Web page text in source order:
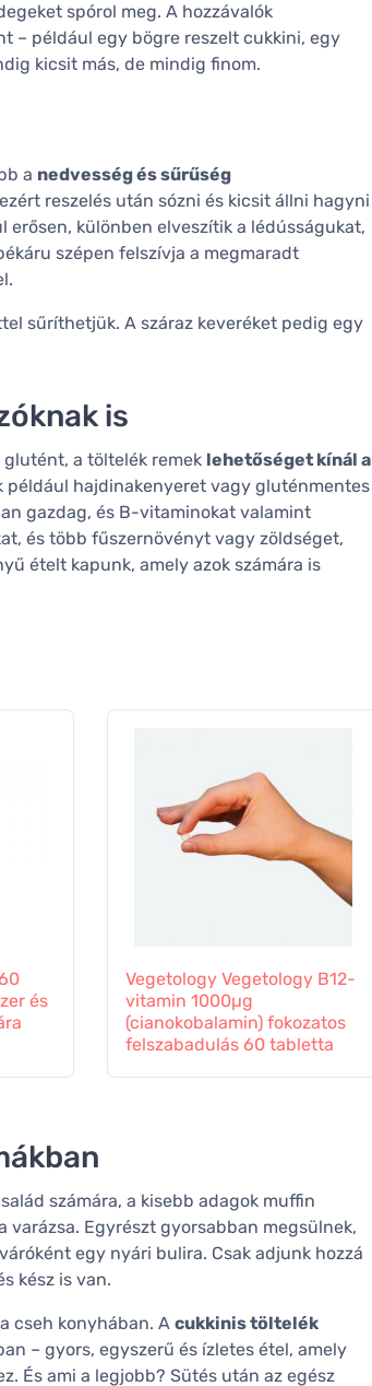
spórol meg. A hozzávalók
– például egy bögre reszelt cukkini, egy
kicsit más, de mindig finom.
a nedvesség és sűrűség
reszelés után sózni és kicsit állni hagyni
erősen, különben elveszítik a lédússágukat,
szépen felszívja a megmaradt
sűríthetjük. A száraz keveréket pedig egy
is
glutént, a töltelék remek lehetőséget kínál a
hajdinakenyeret vagy gluténmentes
gazdag, és B-vitaminokat valamint
és több fűszernövényt vagy zöldséget,
ételt kapunk, amely azok számára is
és
Vegetology Vegetology B12-
vitamin 1000µg
(cianokobalamin) fokozatos
felszabadulás 60 tabletta
számára, a kisebb adagok muffin
Egyrészt gyorsabban megsülnek,
egy nyári bulira. Csak adjunk hozzá
kész is van.
cseh konyhában. A cukkinis töltelék
– gyors, egyszerű és ízletes étel, amely
És ami a legjobb? Sütés után az egész